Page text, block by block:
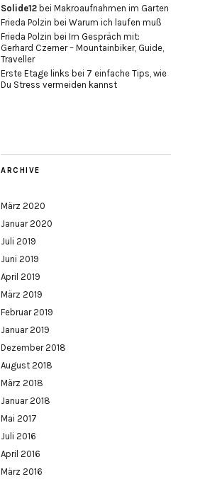
Solide12 bei Makroaufnahmen im Garten
Frieda Polzin bei Warum ich laufen muß
Frieda Polzin bei Im Gespräch mit:
Gerhard Czerner – Mountainbiker, Guide,
Traveller
Erste Etage links bei 7 einfache Tips, wie
Du Stress vermeiden kannst
ARCHIVE
März 2020
Januar 2020
Juli 2019
Juni 2019
April 2019
März 2019
Februar 2019
Januar 2019
Dezember 2018
August 2018
März 2018
Januar 2018
Mai 2017
Juli 2016
April 2016
März 2016